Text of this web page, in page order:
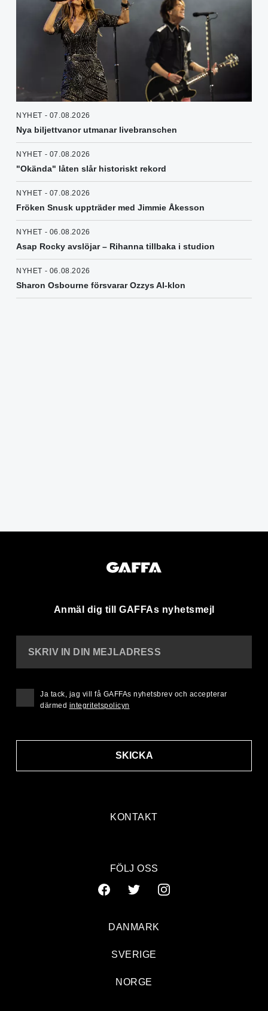
NYHET - 07.08.2026
Nya biljettvanor utmanar livebranschen
NYHET - 07.08.2026
"Okända" låten slår historiskt rekord
NYHET - 07.08.2026
Fröken Snusk uppträder med Jimmie Åkesson
NYHET - 06.08.2026
Asap Rocky avslöjar – Rihanna tillbaka i studion
NYHET - 06.08.2026
Sharon Osbourne försvarar Ozzys AI-klon
Anmäl dig till GAFFAs nyhetsmejl
KONTAKT
SKRIV IN DIN MEJLADRESS
SKICKA
Ja tack, jag vill få GAFFAs nyhetsbrev och accepterar
därmed integritetspolicyn
FÖLJ OSS
DANMARK
SVERIGE
NORGE